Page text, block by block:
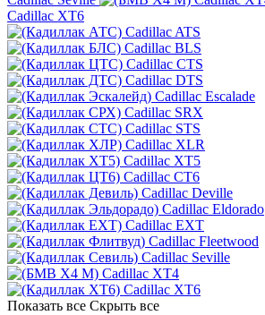
Cadillac XT6
Cadillac ATS
Cadillac BLS
Cadillac CTS
Cadillac DTS
Cadillac Escalade
Cadillac SRX
Cadillac STS
Cadillac XLR
Cadillac XT5
Cadillac CT6
Cadillac Deville
Cadillac Eldorado
Cadillac EXT
Cadillac Fleetwood
Cadillac Seville
Cadillac XT4
Cadillac XT6
Показать все Скрыть все